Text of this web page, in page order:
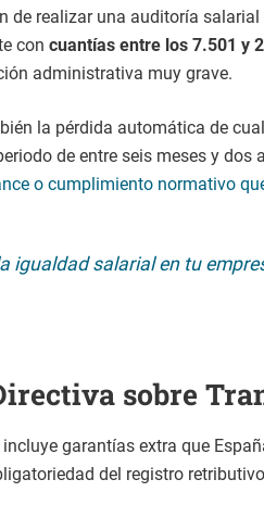
de realizar una auditoría
con cuantías entre los 7.501 y
administrativa muy grave.
la pérdida automática de
de entre seis meses y dos
o cumplimiento normativo
igualdad salarial en tu
sobre
garantías extra que
del registro